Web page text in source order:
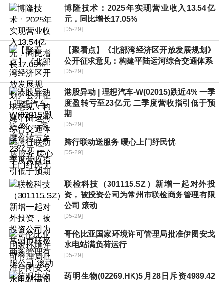
博隆技术：2025年实现营业收入13.54亿
元，同比增长17.05%
[05-29]
【聚看点】《北部湾经济区开放发展规划》
公开征求意见：构建平陆运河综合交通体系
[05-29]
港股异动 | 理想汽车-W(02015)跌近4% 一季
度盈转亏至23亿元 二季度营收指引低于预
期
[05-29]
跨行联动送服务 暖心上门纾民忧
[05-29]
联检科技（301115.SZ）新增一起对外投
资，被投资公司为常州市联检商务管理有限
公司 滚动
[05-29]
哥伦比亚国家环境许可管理局批准伊图安戈
水电站满负荷运行
[05-29]
药明生物(02269.HK)5月28日斥资4989.42